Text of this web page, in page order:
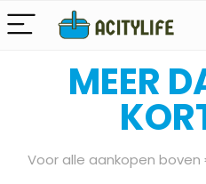
Bereid je voor
MEER
Voor alle aankopen